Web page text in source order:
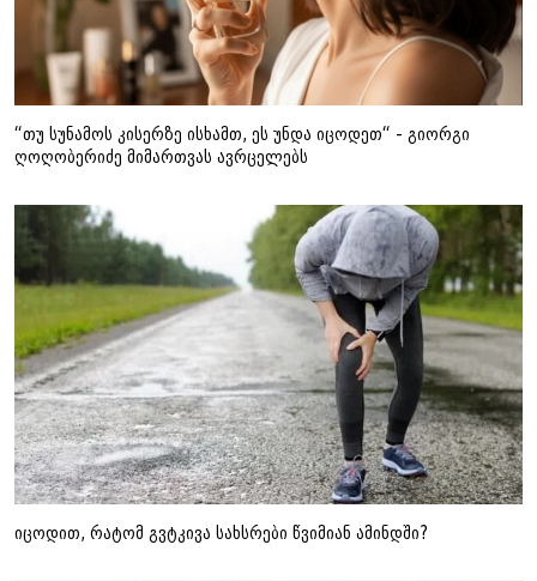
“თუ სუნამოს კისერზე ისხამთ, ეს უნდა იცოდეთ“ - გიორგი
ღოღობერიძე მიმართვას ავრცელებს
იცოდით, რატომ გვტკივა სახსრები წვიმიან ამინდში?